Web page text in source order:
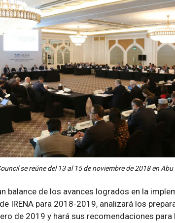
se reúne del 13 al 15 de noviembre de 2018 en Abu
balance de los avances logrados en la
IRENA para 2018-2019, analizará los
de 2019 y hará sus recomendaciones